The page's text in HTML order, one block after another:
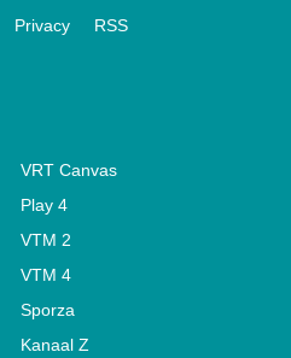
Privacy RSS
VRT Canvas
Play 4
VTM 2
VTM 4
Sporza
Kanaal Z